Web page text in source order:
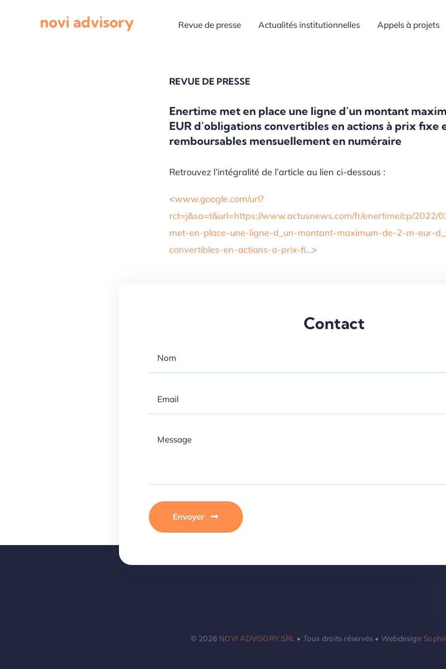
novi advisory Revue de presse Actualités institutionnelles Appels à projets
REVUE DE PRESSE
Enertime met en place une ligne d’un montant
EUR d’obligations convertibles en actions à prix fixe
remboursables mensuellement en numéraire
Retrouvez l’intégralité de l’article au lien ci-dessous :
<www.google.com/url?
rct=j&sa=t&url=https://www.actusnews.com/fr/enertime/cp/2022/
met-en-place-une-ligne-d_un-montant-maximum-de-2-m-eur-
convertibles-en-actions-a-prix-fi…>
Contact
Envoyer
© 2026 NOVI ADVISORY SRL • Tous droits réservés • Webdesign